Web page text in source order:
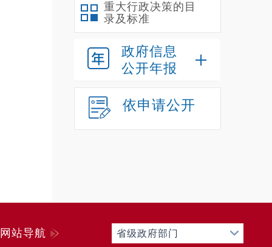
重大行政决策的目
录及标准
政府信息
公开年报
依申请公开
网站导航 省级政府部门